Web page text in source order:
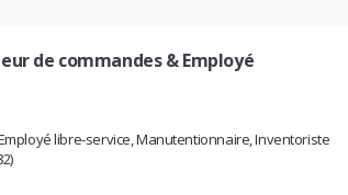
de commandes & Employé
libre-service, Manutentionnaire, Inventoriste